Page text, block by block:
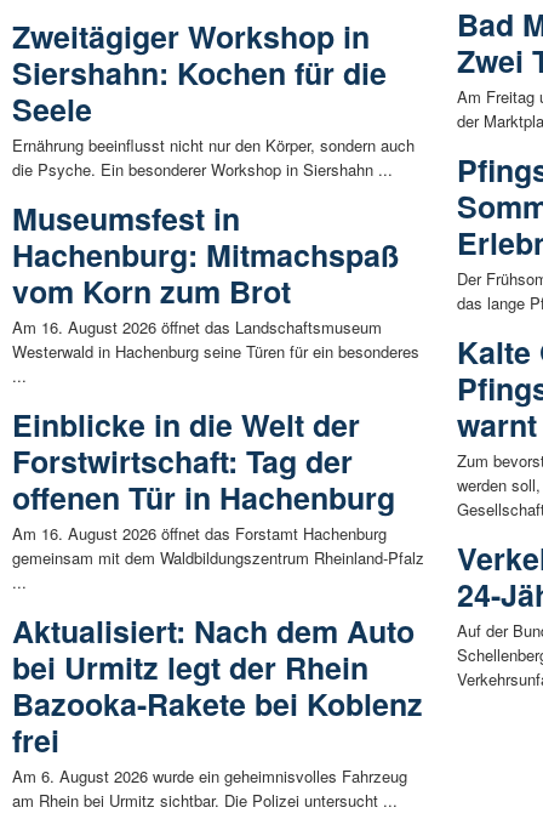
Zweitägiger Workshop in
Siershahn: Kochen für die
Seele
Ernährung beeinflusst nicht nur den Körper, sondern auch
die Psyche. Ein besonderer Workshop in Siershahn ...
Museumsfest in
Hachenburg: Mitmachspaß
vom Korn zum Brot
Am 16. August 2026 öffnet das Landschaftsmuseum
Westerwald in Hachenburg seine Türen für ein besonderes
...
Einblicke in die Welt der
Forstwirtschaft: Tag der
offenen Tür in Hachenburg
Am 16. August 2026 öffnet das Forstamt Hachenburg
gemeinsam mit dem Waldbildungszentrum Rheinland-Pfalz
...
Aktualisiert: Nach dem Auto
bei Urmitz legt der Rhein
Bazooka-Rakete bei Koblenz
frei
Am 6. August 2026 wurde ein geheimnisvolles Fahrzeug
am Rhein bei Urmitz sichtbar. Die Polizei untersucht ...
Bad
Zwei
Am Freitag
der
Der
das lange
Kalte
Zum
werden
24-
Auf der